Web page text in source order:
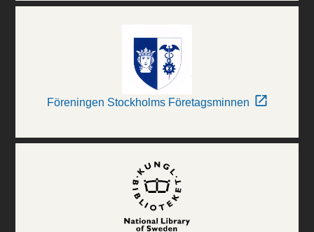
Föreningen Stockholms Företagsminnen